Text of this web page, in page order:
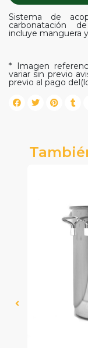
Sistema de
carbonatación
incluye manguera
* Imagen
variar sin previo
previo al pago